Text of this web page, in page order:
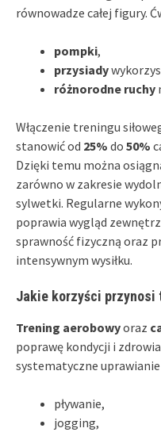
równowadze całej figury.
pompki,
przysiady
różnorodne ruchy
Włączenie treningu
stanowić od 25% do 50%
Dzięki temu można
zarówno w zakresie
sylwetki. Regularne
poprawia wygląd
sprawność fizyczną oraz
intensywnym wysiłku.
Jakie korzyści przynosi
Trening aerobowyoraz
poprawę kondycji i
systematyczne
pływanie,
jogging,